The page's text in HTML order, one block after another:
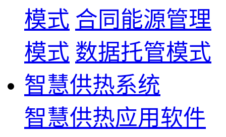
模式 合同能源管理
模式 数据托管模式
智慧供热系统
智慧供热应用软件